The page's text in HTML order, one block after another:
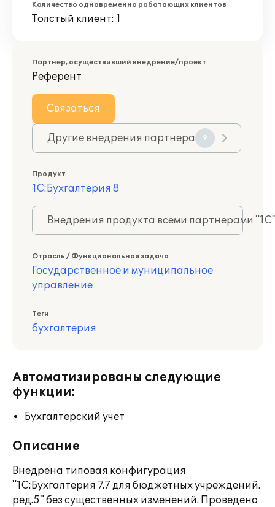
Количество одновременно работающих клиентов
Толстый клиент: 1
Партнер, осуществивший внедрение/проект
Референт
Связаться
Другие внедрения партнера 9
Продукт
1С:Бухгалтерия 8
Внедрения продукта всеми партнерами
Отрасль / Функциональная задача
Государственное и муниципальное
управление
Теги
бухгалтерия
Автоматизированы следующие
функции:
Бухгалтерский учет
Описание
Внедрена типовая конфигурация
"1С:Бухгалтерия 7.7 для бюджетных учреждений.
ред.5" без существенных изменений. Проведено